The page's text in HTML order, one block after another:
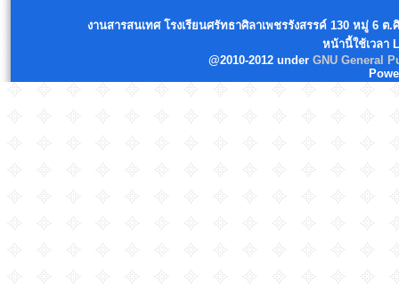
งานสารสนเทศ โรงเรียนศรัทธาศิลาเพชรรังสรรค์ 130 หมู่ 6
หน้านี้ใช้เวลา
@2010-2012 under GNU General